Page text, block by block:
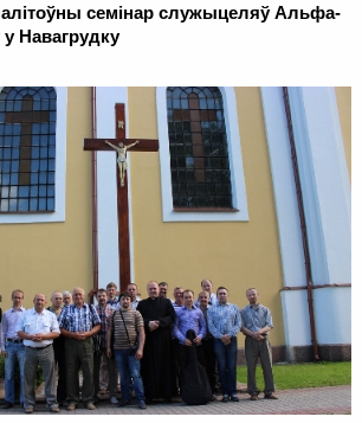
семінар служыцеляў Альфа-
Навагрудку